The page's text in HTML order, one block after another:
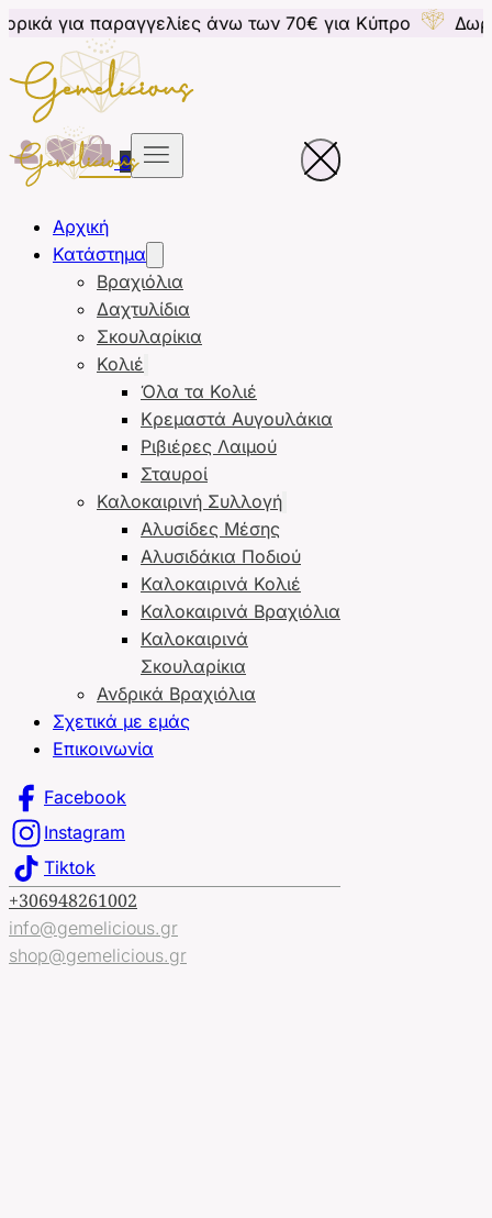
άνω των 70€ για Κύπρο Δωρεάν
0
Αρχική
Κατάστημα
Βραχιόλια
Δαχτυλίδια
Σκουλαρίκια
Κολιέ
Όλα τα Κολιέ
Κρεμαστά Αυγουλάκια
Ριβιέρες Λαιμού
Σταυροί
Καλοκαιρινή Συλλογή
Αλυσίδες Μέσης
Αλυσιδάκια Ποδιού
Καλοκαιρινά Κολιέ
Καλοκαιρινά Βραχιόλια
Καλοκαιρινά
Σκουλαρίκια
Ανδρικά Βραχιόλια
Σχετικά με εμάς
Επικοινωνία
Facebook
Instagram
Tiktok
+306948261002
info@gemelicious.gr
shop@gemelicious.gr